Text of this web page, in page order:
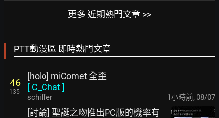
更多 近期熱門文章 >>
PTT動漫區 即時熱門文章
46
135
[holo] miComet 全歪
[ C_Chat]
schiffer 1小時前, 08/07
[討論] 聖誕之吻推出PC版的機率有